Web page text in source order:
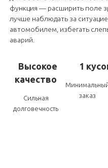
функция — расширить поле
лучше наблюдать за
автомобилем, избегать
аварий.
Высокое
качество
Сильная
долговечность
1
заказ